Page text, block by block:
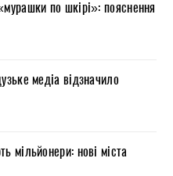
по шкірі»: пояснення
медіа відзначило
мільйонери: нові міста